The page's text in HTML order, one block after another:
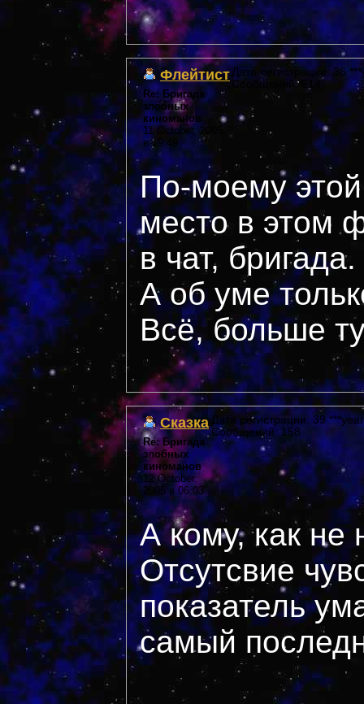
Флейтист
Re: Бригада
злобных
киноманов
11 October, 2005
в 19:49
Дата регистрации: 36
Сообщений: 514
По-моему
место в этом
в чат, бригада.
А об уме
Всё, больше
Сказка
Re: Бригада
злобных
киноманов
12 October,
2005 в 06:03
Дата регистрации: 39
Сообщений: 158
А кому, как не
Отсутсвие
показатель
самый